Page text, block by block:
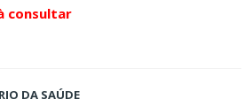
consultar
DA SAÚDE